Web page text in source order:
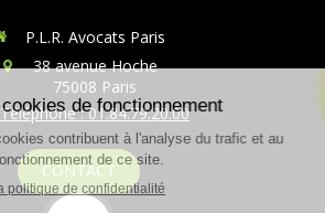
P.L.R. Avocats Paris
38 avenue Hoche
75008 Paris
Téléphone : 01.84.79.20.00
CONTACT